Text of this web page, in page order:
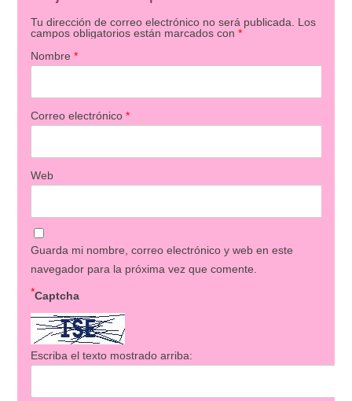
Tu dirección de correo electrónico no será publicada.
Los
campos obligatorios están marcados con *
Nombre *
Correo electrónico *
Web
Guarda mi nombre, correo electrónico y web en este
navegador para la próxima vez que comente.
Captcha
*
Escriba el texto mostrado arriba: